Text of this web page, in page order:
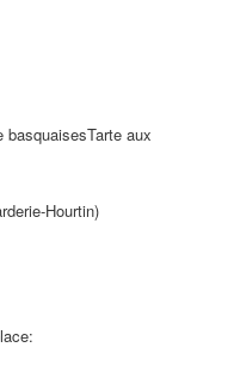
aux
Hourtin)